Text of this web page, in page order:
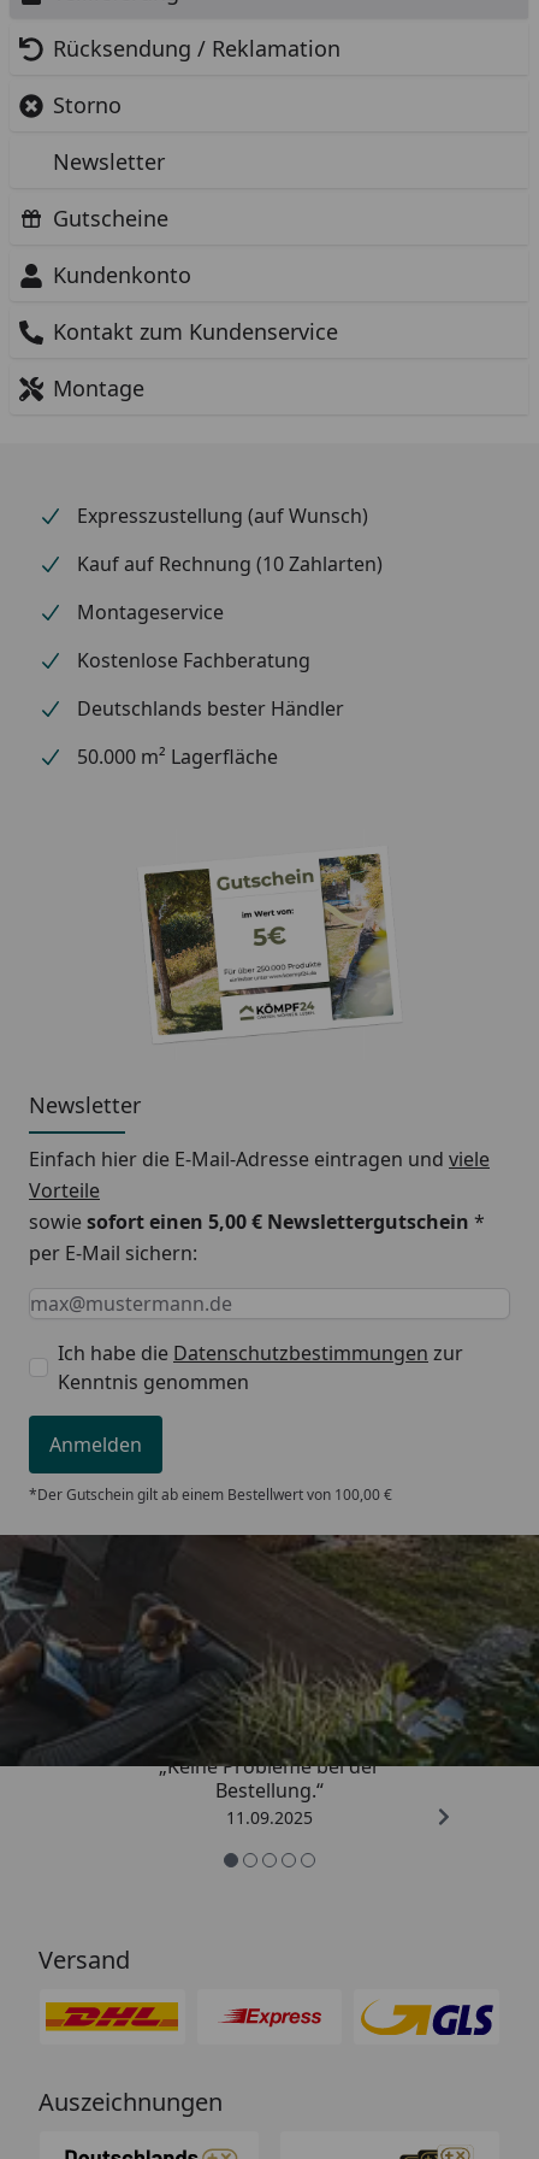
Rücksendung / Reklamation
Storno
Newsletter
Gutscheine
Kundenkonto
Kontakt zum Kundenservice
Montage
Expresszustellung (auf Wunsch)
Kauf auf Rechnung (10 Zahlarten)
Montageservice
Kostenlose Fachberatung
Deutschlands bester Händler
50.000 m² Lagerfläche
Newsletter
Einfach hier die E-Mail-Adresse eintragen und viele
Vorteile
sowiesofort einen 5,00 € Newslettergutschein *
per E-Mail sichern:
Keine Eingabe erforderlich
Eingabe erforderlich
E-Mail *
Ich habe die Datenschutzbestimmungen zur
Kenntnis genommen
Anmelden
*Der Gutschein gilt ab einem Bestellwert von 100,00 €
Trusted Shops
5,00/ 5
„Keine Probleme bei der
Bestellung.“
11.09.2025
Versand
Auszeichnungen